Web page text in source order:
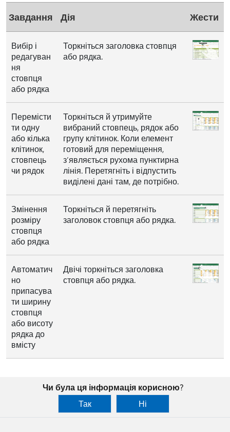
Завдання Дія Жести
Вибір і
редагуван
ня
стовпця
або рядка
Торкніться заголовка стовпця
або рядка.
Перемісти
ти одну
або кілька
клітинок,
стовпець
чи рядок
Торкніться й утримуйте
вибраний стовпець, рядок або
групу клітинок. Коли елемент
готовий для переміщення,
з’являється рухома пунктирна
лінія. Перетягніть і відпустить
виділені дані там, де потрібно.
Змінення
розміру
стовпця
або рядка
Торкніться й перетягніть
заголовок стовпця або рядка.
Автоматич
но
припасува
ти ширину
стовпця
або висоту
рядка до
вмісту
Двічі торкніться заголовка
стовпця або рядка.
Чи була ця інформація корисною?
Так
Ні